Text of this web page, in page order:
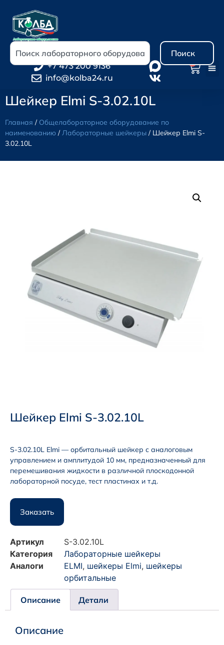
Поиск
+7 473 200 9136
info@kolba24.ru
Шейкер Elmi S-3.02.10L
Главная / Общелабораторное оборудование по
наименованию /Лабораторные шейкеры / Шейкер Elmi S-
3.02.10L
Шейкер Elmi S-3.02.10L
S-3.02.10L Elmi — орбитальный шейкер с аналоговым
управлением и амплитудой 10 мм, предназначенный для
перемешивания жидкости в различной плоскодонной
лабораторной посуде, тест пластинах и т.д.
Заказать
Артикул
S-3.02.10L
Категория
Лабораторные шейкеры
Аналоги
ELMI, шейкеры Elmi, шейкеры
орбитальные
Описание Детали
Описание